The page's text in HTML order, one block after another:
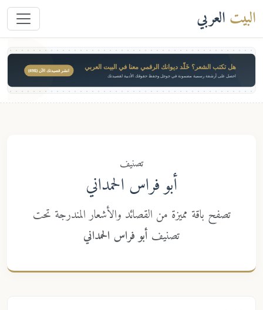
العربي
تكتب الشعر؟ خَلّد ديوانك الرقمي معنا في البيت العربي
على أرشفة رسمية مضمونة في جوجل وحفظ حقوقك الأدبية لقصيدتك
انشر قصيدتك الآن ($49)
أبو فراس الحمداني
تصفح باقة مميزة من القصائد والأشعار المندرجة تحت
تصنيفأبو فراس الحمداني